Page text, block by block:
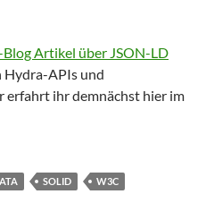
Artikel über JSON-LD
Hydra-APIs und
erfahrt ihr demnächst hier im
SOLID W3C